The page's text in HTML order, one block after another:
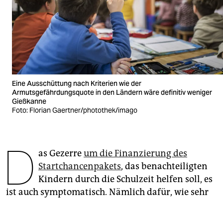
verlag
verlag
veranstaltungen
shop
fragen & hilfe
unterstützen
genossenschaft
epaper login
Eine Ausschüttung nach Kriterien wie der
Armutsgefährdungsquote in den Ländern wäre definitiv weniger
Gießkanne
Foto: Florian Gaertner/photothek/imago
D as Gezerreum die Finanzierung des
Startchancenpakets, das benachteiligten
Kindern durch die Schulzeit helfen soll, es
ist auch symptomatisch. Nämlich dafür, wie sehr